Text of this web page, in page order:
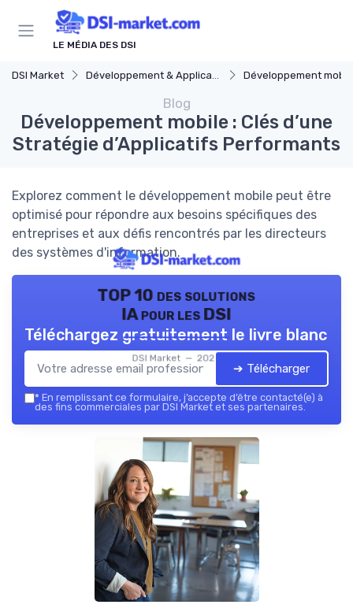
LE MÉDIA DES DSI
DSI Market Développement & Applications Développement
Blog
Développement mobile : Clés d’une
Stratégie d’Applicatifs Performants
Explorez comment le développement mobile peut être
optimisé pour répondre aux besoins spécifiques des
entreprises et aux défis rencontrés par les directeurs
des systèmes d'information.
TOP 10 des solutions
IA pour les DSI
DSI Market — 2026
Téléchargez gratuitement le livre blanc
➔ Télécharger
* En remplissant ce formulaire, j’accepte d’être contacté(e) à
des fins commerciales par DSI Market et ses partenaires.
Panneau de gestion des cookies